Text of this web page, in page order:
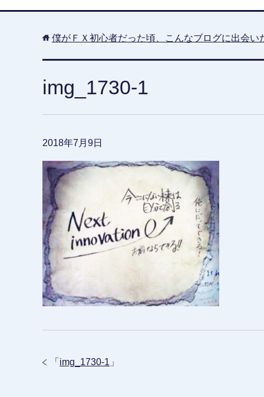
僕がＦＸ初心者だった頃、こんなブログに出会い
img_1730-1
2018年7月9日
「 img_1730-1 」